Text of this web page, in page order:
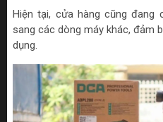
Hiện tại, cửa hàng cũng đang
sang các dòng máy khác, đảm
dụng.